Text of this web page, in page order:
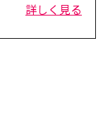
詳しく見る